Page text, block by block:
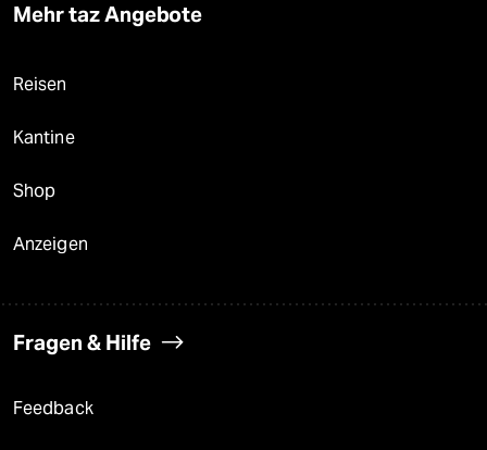
Mehr taz Angebote
Reisen
Kantine
Shop
Anzeigen
Fragen & Hilfe
Feedback